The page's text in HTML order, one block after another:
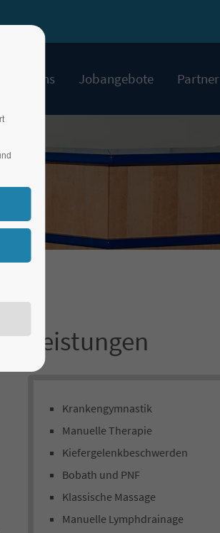
Über Uns Jobangebote Partner
Leistungen
Krankengymnastik
Manuelle Therapie
Kiefergelenkbeschwerden
Bobath und PNF
Klassische Massage
Manuelle Lymphdrainage